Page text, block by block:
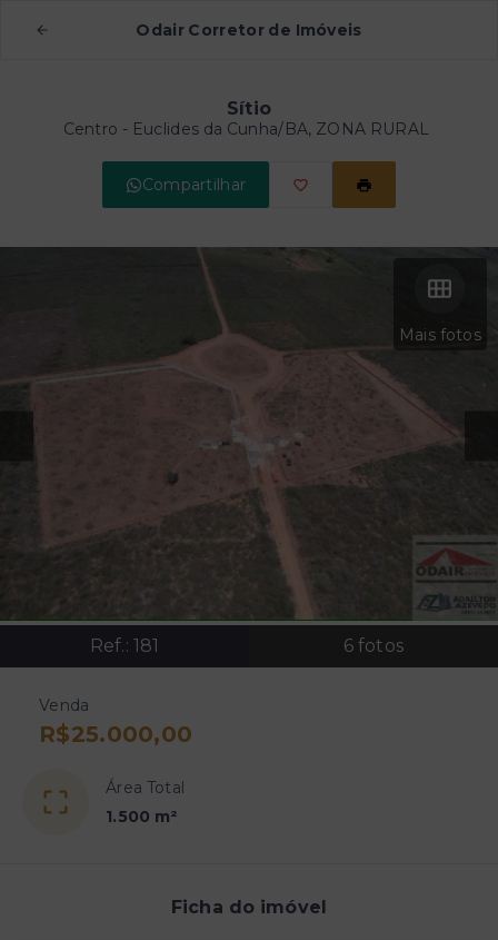
Odair Corretor de Imóveis
Sítio
Centro - Euclides da Cunha/BA, ZONA RURAL
Compartilhar
Mais fotos
Ref.: 181 6 fotos
Venda
R$25.000,00
Área Total
1.500 m²
Ficha do imóvel